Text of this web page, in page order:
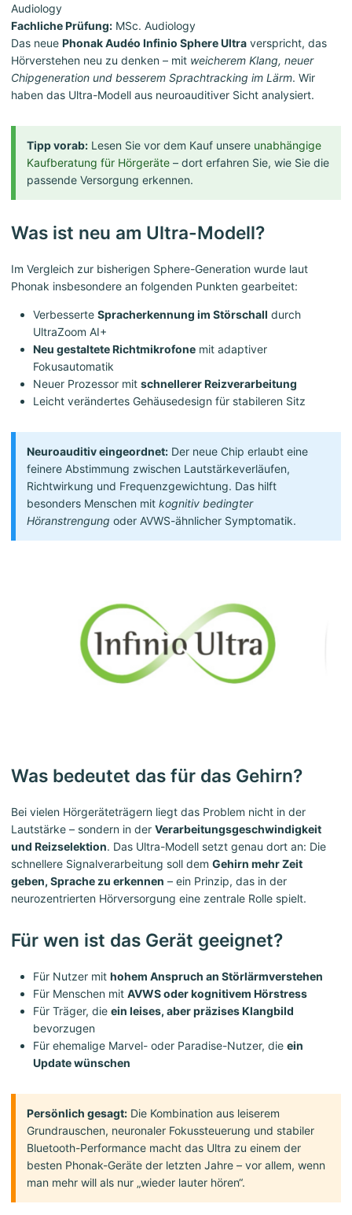
Audiology
Fachliche Prüfung: MSc. Audiology
Das neue Phonak Audéo Infinio Sphere Ultra verspricht, das
Hörverstehen neu zu denken – mit weicherem Klang, neuer
Chipgeneration und besserem Sprachtracking im Lärm. Wir
haben das Ultra-Modell aus neuroauditiver Sicht analysiert.
Tipp vorab: Lesen Sie vor dem Kauf unsere unabhängige
Kaufberatung für Hörgeräte – dort erfahren Sie, wie Sie die
passende Versorgung erkennen.
Was ist neu am Ultra-Modell?
Im Vergleich zur bisherigen Sphere-Generation wurde laut
Phonak insbesondere an folgenden Punkten gearbeitet:
Verbesserte Spracherkennung im Störschall durch
UltraZoom AI+
Neu gestaltete Richtmikrofone mit adaptiver
Fokusautomatik
Neuer Prozessor mit schnellerer Reizverarbeitung
Leicht verändertes Gehäusedesign für stabileren Sitz
Neuroauditiv eingeordnet: Der neue Chip erlaubt eine
feinere Abstimmung zwischen Lautstärkeverläufen,
Richtwirkung und Frequenzgewichtung. Das hilft
besonders Menschen mit kognitiv bedingter
Höranstrengung oder AVWS-ähnlicher Symptomatik.
Was bedeutet das für das Gehirn?
Bei vielen Hörgeräteträgern liegt das Problem nicht in der
Lautstärke – sondern in der Verarbeitungsgeschwindigkeit
und Reizselektion. Das Ultra-Modell setzt genau dort an: Die
schnellere Signalverarbeitung soll dem Gehirn mehr Zeit
geben, Sprache zu erkennen – ein Prinzip, das in der
neurozentrierten Hörversorgung eine zentrale Rolle spielt.
Für wen ist das Gerät geeignet?
Für Nutzer mit hohem Anspruch an Störlärmverstehen
Für Menschen mit AVWS oder kognitivem Hörstress
Für Träger, die ein leises, aber präzises Klangbild
bevorzugen
Für ehemalige Marvel- oder Paradise-Nutzer, die ein
Update wünschen
Persönlich gesagt: Die Kombination aus leiserem
Grundrauschen, neuronaler Fokussteuerung und stabiler
Bluetooth-Performance macht das Ultra zu einem der
besten Phonak-Geräte der letzten Jahre – vor allem, wenn
man mehr will als nur „wieder lauter hören“.